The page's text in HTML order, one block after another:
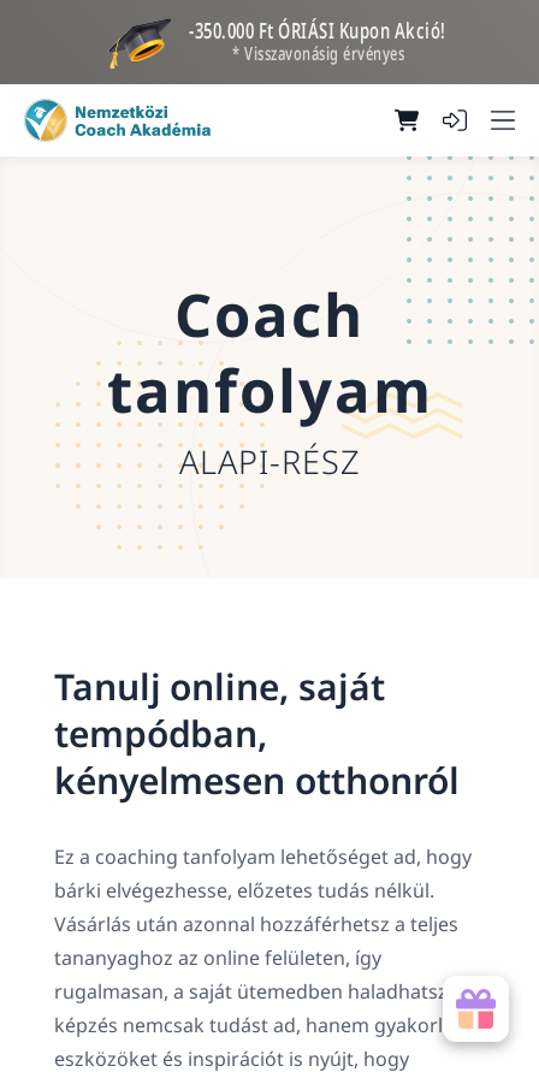
-350.000 Ft ÓRIÁSI Kupon Akció!
* Visszavonásig érvényes
Coach
tanfolyam
ALAPI-RÉSZ
Tanulj online, saját
tempódban,
kényelmesen otthonról
Ez a coaching tanfolyam lehetőséget ad, hogy
bárki elvégezhesse, előzetes tudás nélkül.
Vásárlás után azonnal hozzáférhetsz a teljes
tananyaghoz az online felületen, így
rugalmasan, a saját ütemedben haladhatsz. A
képzés nemcsak tudást ad, hanem gyakorlati
eszközöket és inspirációt is nyújt, hogy